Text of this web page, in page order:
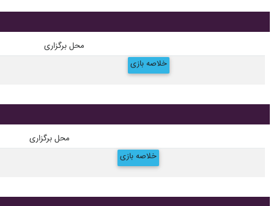
محل برگزاری
خلاصه بازی
محل برگزاری
خلاصه بازی